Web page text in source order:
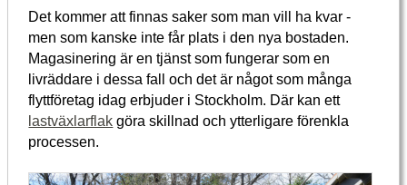
Det kommer att finnas saker som man vill ha kvar -
men som kanske inte får plats i den nya bostaden.
Magasinering är en tjänst som fungerar som en
livräddare i dessa fall och det är något som många
flyttföretag idag erbjuder i Stockholm. Där kan ett
lastväxlarflak göra skillnad och ytterligare förenkla
processen.